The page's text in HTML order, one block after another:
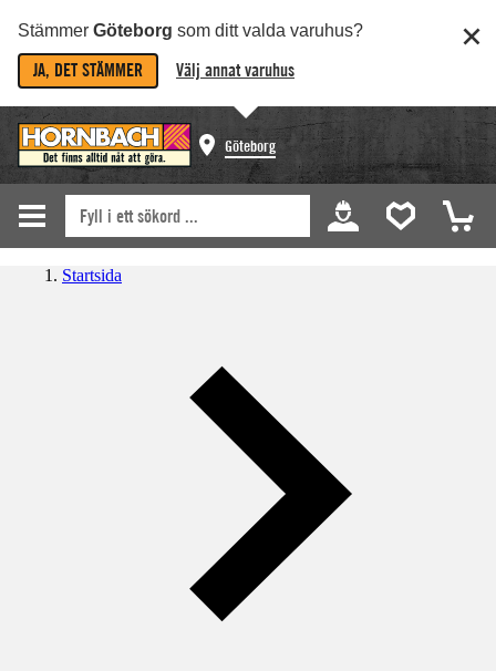
Stämmer Göteborg som ditt valda varuhus?
JA, DET STÄMMER Välj annat varuhus
Göteborg
Startsida